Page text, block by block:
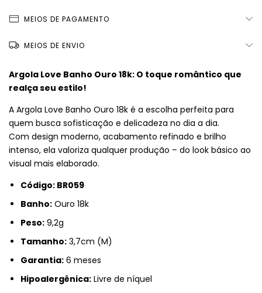
MEIOS DE PAGAMENTO
MEIOS DE ENVIO
Argola Love Banho Ouro 18k: O toque romântico que
realça seu estilo!
A Argola Love Banho Ouro 18k é a escolha perfeita para
quem busca sofisticação e delicadeza no dia a dia.
Com design moderno, acabamento refinado e brilho
intenso, ela valoriza qualquer produção – do look básico ao
visual mais elaborado.
Código: BR059
Banho: Ouro 18k
Peso: 9,2g
Tamanho: 3,7cm (M)
Garantia: 6 meses
Hipoalergênica: Livre de níquel